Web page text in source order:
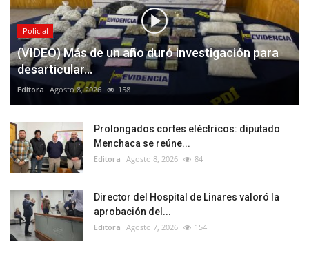
Policial
(VIDEO) Más de un año duró investigación para
desarticular...
Editora Agosto 8, 2026 158
Prolongados cortes eléctricos: diputado
Menchaca se reúne...
Editora Agosto 8, 2026 84
Director del Hospital de Linares valoró la
aprobación del...
Editora Agosto 7, 2026 154